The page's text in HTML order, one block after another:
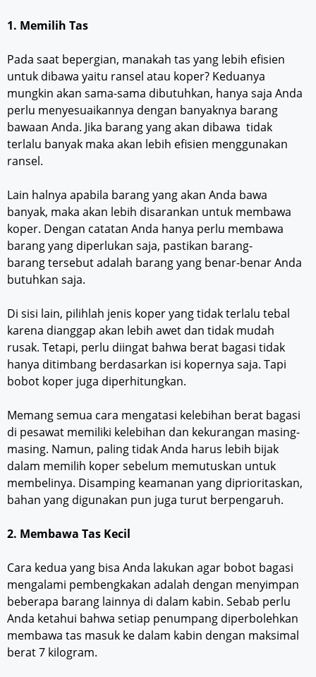
1. Memilih Tas
Pada saat bepergian, manakah tas yang lebih efisien
untuk dibawa yaitu ransel atau koper? Keduanya
mungkin akan sama-sama dibutuhkan, hanya saja Anda
perlu menyesuaikannya dengan banyaknya barang
bawaan Anda. Jika barang yang akan dibawa tidak
terlalu banyak maka akan lebih efisien menggunakan
ransel.
Lain halnya apabila barang yang akan Anda bawa
banyak, maka akan lebih disarankan untuk membawa
koper. Dengan catatan Anda hanya perlu membawa
barang yang diperlukan saja, pastikan barang-
barang tersebut adalah barang yang benar-benar Anda
butuhkan saja.
Di sisi lain, pilihlah jenis koper yang tidak terlalu tebal
karena dianggap akan lebih awet dan tidak mudah
rusak. Tetapi, perlu diingat bahwa berat bagasi tidak
hanya ditimbang berdasarkan isi kopernya saja. Tapi
bobot koper juga diperhitungkan.
Memang semua cara mengatasi kelebihan berat bagasi
di pesawat memiliki kelebihan dan kekurangan masing-
masing. Namun, paling tidak Anda harus lebih bijak
dalam memilih koper sebelum memutuskan untuk
membelinya. Disamping keamanan yang diprioritaskan,
bahan yang digunakan pun juga turut berpengaruh.
2. Membawa Tas Kecil
Cara kedua yang bisa Anda lakukan agar bobot bagasi
mengalami pembengkakan adalah dengan menyimpan
beberapa barang lainnya di dalam kabin. Sebab perlu
Anda ketahui bahwa setiap penumpang diperbolehkan
membawa tas masuk ke dalam kabin dengan maksimal
berat 7 kilogram.